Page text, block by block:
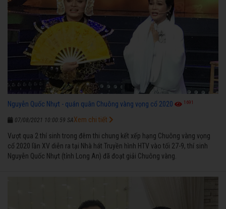
Nguyễn Quốc Nhựt - quán quân Chuông vàng vọng cổ 2020 1691
07/08/2021 10:00:59 SA
Vượt qua 2 thí sinh trong đêm thi chung kết xếp hạng Chuông vàng vọng
cổ 2020 lần XV diễn ra tại Nhà hát Truyền hình HTV vào tối 27-9, thí sinh
Nguyễn Quốc Nhựt (tỉnh Long An) đã đoạt giải Chuông vàng.
Xem chi tiết